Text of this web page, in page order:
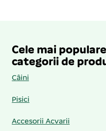
Cele mai populare
categorii de
Câini
Pisici
Accesorii Acvarii